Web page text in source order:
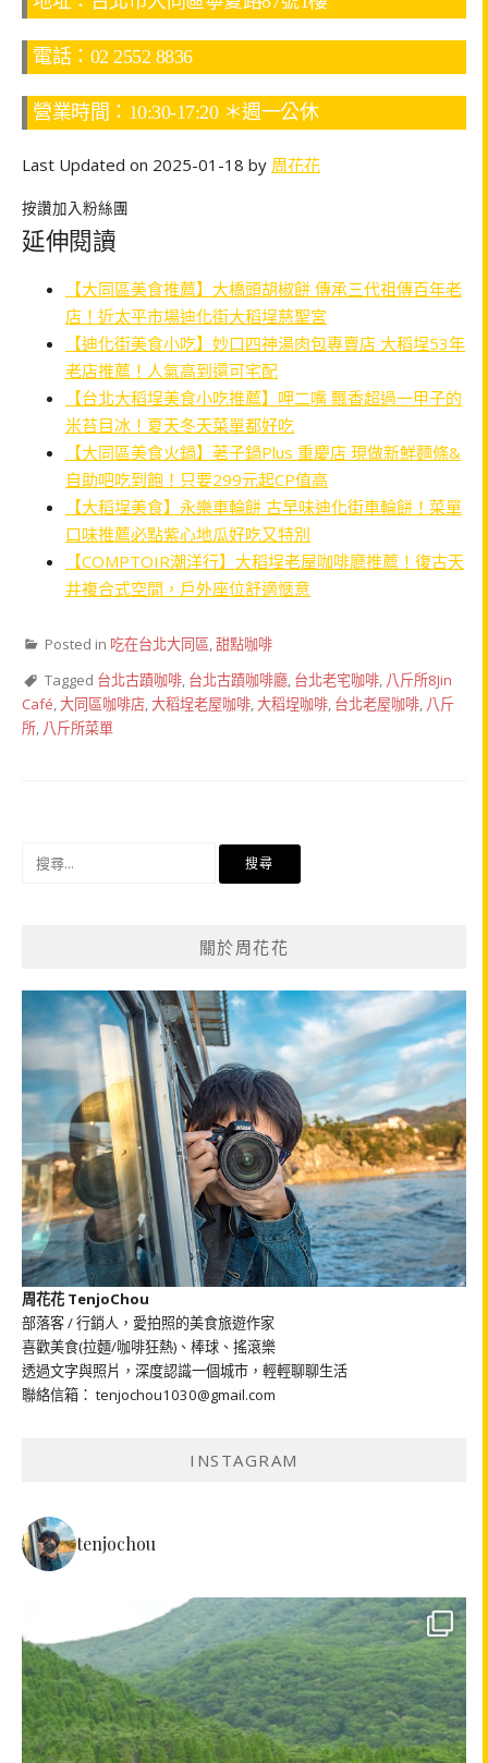
電話：02 2552 8836
營業時間：10:30-17:20 ＊週一公休
Last Updated on 2025-01-18 by 周花花
按讚加入粉絲團
延伸閱讀
【大同區美食推薦】大橋頭胡椒餅 傳承三代祖傳百年老
店！近太平市場迪化街大稻埕慈聖宮
【迪化街美食小吃】妙口四神湯肉包專賣店 大稻埕53年
老店推薦！人氣高到還可宅配
【台北大稻埕美食小吃推薦】呷二嘴 飄香超過一甲子的
米苔目冰！夏天冬天菜單都好吃
【大同區美食火鍋】荖子鍋Plus 重慶店 現做新鮮麵條&
自助吧吃到飽！只要299元起CP值高
【大稻埕美食】永樂車輪餅 古早味迪化街車輪餅！菜單
口味推薦必點紫心地瓜好吃又特別
【COMPTOIR潮洋行】大稻埕老屋咖啡廳推薦！復古天
井複合式空間，戶外座位舒適愜意
Posted in 吃在台北大同區 甜點咖啡
Tagged 台北古蹟咖啡 台北古蹟咖啡廳 台北老宅咖啡 八斤所8Jin
Café 大同區咖啡店 大稻埕老屋咖啡 大稻埕咖啡 台北老屋咖啡 八斤
所 八斤所菜單
關於周花花
周花花 TenjoChou
部落客 / 行銷人，愛拍照的美食旅遊作家
喜歡美食(拉麵/咖啡狂熱)、棒球、搖滾樂
透過文字與照片，深度認識一個城市，輕輕聊聊生活
聯絡信箱： tenjochou1030@gmail.com
INSTAGRAM
tenjochou